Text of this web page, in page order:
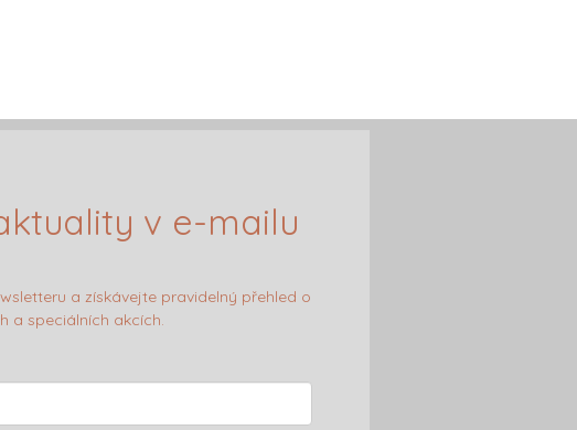
v e-mailu
a získávejte pravidelný přehled o
a speciálních akcích.